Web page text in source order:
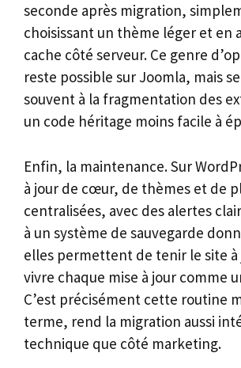
seconde après migration,
choisissant un thème léger et en
cache côté serveur. Ce genre
reste possible sur Joomla, mais
souvent à la fragmentation des
un code héritage moins facile à
Enfin, la maintenance. Sur
à jour de cœur, de thèmes et de
centralisées, avec des alertes
à un système de sauvegarde
elles permettent de tenir le site à
vivre chaque mise à jour comme
C’est précisément cette routine
terme, rend la migration aussi
technique que côté marketing.